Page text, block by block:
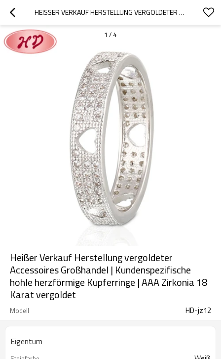
HEISSER VERKAUF HERSTELLUNG VERGOLDETER ACCESSOIRES GROSSHANDEL | KUNDENSPEZIFISCHE HOHLE HERZFÖRMIGE KUPFERRINGE | AAA ZIRKONIA 18 KARAT VERGOLDET
1 / 4
Heißer Verkauf Herstellung vergoldeter
Accessoires Großhandel | Kundenspezifische
hohle herzförmige Kupferringe | AAA Zirkonia 18
Karat vergoldet
Modell HD-jz12
Eigentum